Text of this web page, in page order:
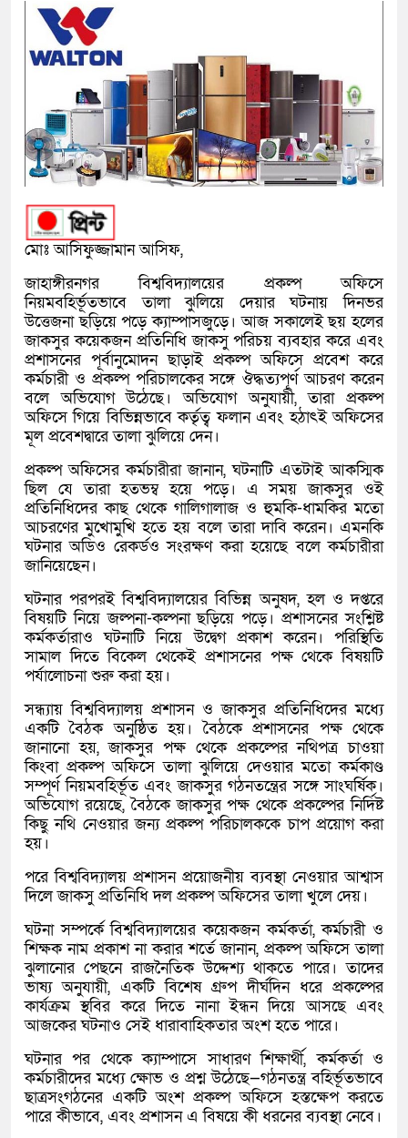
মোঃ আসিফুজ্জামান আসিফ,
জাহাঙ্গীরনগর বিশ্ববিদ্যালয়ের প্রকল্প অফিসে
নিয়মবহির্ভূতভাবে তালা ঝুলিয়ে দেয়ার ঘটনায় দিনভর
উত্তেজনা ছড়িয়ে পড়ে ক্যাম্পাসজুড়ে। আজ সকালেই ছয় হলের
জাকসুর কয়েকজন প্রতিনিধি জাকসু পরিচয় ব্যবহার করে এবং
প্রশাসনের পূর্বানুমোদন ছাড়াই প্রকল্প অফিসে প্রবেশ করে
কর্মচারী ও প্রকল্প পরিচালকের সঙ্গে ঔদ্ধত্যপূর্ণ আচরণ করেন
বলে অভিযোগ উঠেছে। অভিযোগ অনুযায়ী, তারা প্রকল্প
অফিসে গিয়ে বিভিন্নভাবে কর্তৃত্ব ফলান এবং হঠাৎই অফিসের
মূল প্রবেশদ্বারে তালা ঝুলিয়ে দেন।
প্রকল্প অফিসের কর্মচারীরা জানান, ঘটনাটি এতটাই আকস্মিক
ছিল যে তারা হতভম্ব হয়ে পড়ে। এ সময় জাকসুর ওই
প্রতিনিধিদের কাছ থেকে গালিগালাজ ও হুমকি-ধামকির মতো
আচরণের মুখোমুখি হতে হয় বলে তারা দাবি করেন। এমনকি
ঘটনার অডিও রেকর্ডও সংরক্ষণ করা হয়েছে বলে কর্মচারীরা
জানিয়েছেন।
ঘটনার পরপরই বিশ্ববিদ্যালয়ের বিভিন্ন অনুষদ, হল ও দপ্তরে
বিষয়টি নিয়ে জল্পনা-কল্পনা ছড়িয়ে পড়ে। প্রশাসনের সংশ্লিষ্ট
কর্মকর্তারাও ঘটনাটি নিয়ে উদ্বেগ প্রকাশ করেন। পরিস্থিতি
সামাল দিতে বিকেল থেকেই প্রশাসনের পক্ষ থেকে বিষয়টি
পর্যালোচনা শুরু করা হয়।
সন্ধ্যায় বিশ্ববিদ্যালয় প্রশাসন ও জাকসুর প্রতিনিধিদের মধ্যে
একটি বৈঠক অনুষ্ঠিত হয়। বৈঠকে প্রশাসনের পক্ষ থেকে
জানানো হয়, জাকসুর পক্ষ থেকে প্রকল্পের নথিপত্র চাওয়া
কিংবা প্রকল্প অফিসে তালা ঝুলিয়ে দেওয়ার মতো কর্মকাণ্ড
সম্পূর্ণ নিয়মবহির্ভূত এবং জাকসুর গঠনতন্ত্রের সঙ্গে সাংঘর্ষিক।
অভিযোগ রয়েছে, বৈঠকে জাকসুর পক্ষ থেকে প্রকল্পের নির্দিষ্ট
কিছু নথি নেওয়ার জন্য প্রকল্প পরিচালককে চাপ প্রয়োগ করা
হয়।
পরে বিশ্ববিদ্যালয় প্রশাসন প্রয়োজনীয় ব্যবস্থা নেওয়ার আশ্বাস
দিলে জাকসু প্রতিনিধি দল প্রকল্প অফিসের তালা খুলে দেয়।
ঘটনা সম্পর্কে বিশ্ববিদ্যালয়ের কয়েকজন কর্মকর্তা, কর্মচারী ও
শিক্ষক নাম প্রকাশ না করার শর্তে জানান, প্রকল্প অফিসে তালা
ঝুলানোর পেছনে রাজনৈতিক উদ্দেশ্য থাকতে পারে। তাদের
ভাষ্য অনুযায়ী, একটি বিশেষ গ্রুপ দীর্ঘদিন ধরে প্রকল্পের
কার্যক্রম স্থবির করে দিতে নানা ইন্ধন দিয়ে আসছে এবং
আজকের ঘটনাও সেই ধারাবাহিকতার অংশ হতে পারে।
ঘটনার পর থেকে ক্যাম্পাসে সাধারণ শিক্ষার্থী, কর্মকর্তা ও
কর্মচারীদের মধ্যে ক্ষোভ ও প্রশ্ন উঠেছে—গঠনতন্ত্র বহির্ভূতভাবে
ছাত্রসংগঠনের একটি অংশ প্রকল্প অফিসে হস্তক্ষেপ করতে
পারে কীভাবে, এবং প্রশাসন এ বিষয়ে কী ধরনের ব্যবস্থা নেবে।